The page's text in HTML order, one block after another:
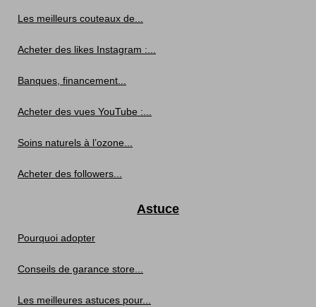
Les meilleurs couteaux de...
Acheter des likes Instagram :...
Banques, financement...
Acheter des vues YouTube :...
Soins naturels à l’ozone...
Acheter des followers...
Astuce
Pourquoi adopter
Conseils de garance store...
Les meilleures astuces pour...